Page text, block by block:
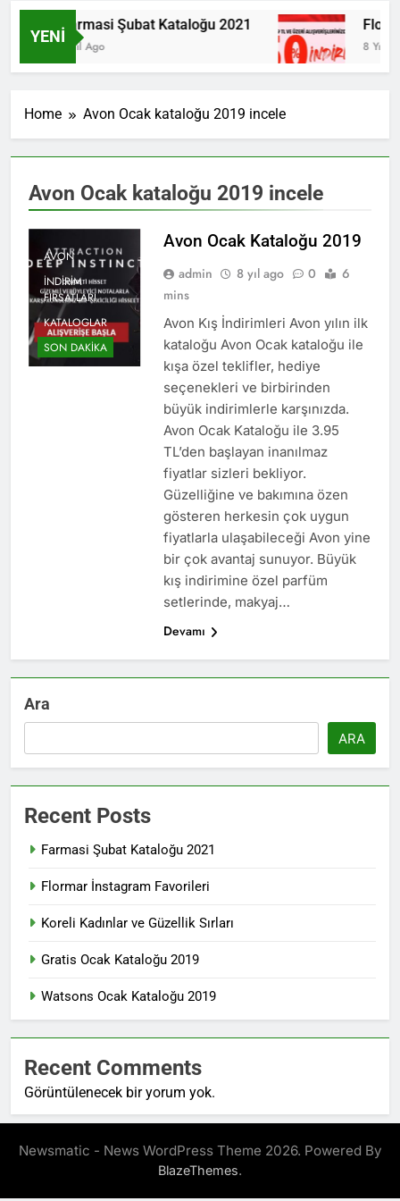
YENI
Farmasi Şubat Kataloğu 2021
6 Yıl Ago 8 Yıl
Home Avon Ocak kataloğu 2019 incele
Avon Ocak kataloğu 2019 incele
AVON
İNDIRIM
FIRSATLARI
KATALOGLAR
SON DAKIKA
Avon Ocak Kataloğu 2019
admin 8 yıl ago 0
6
mins
Avon Kış İndirimleri Avon yılın ilk
kataloğu Avon Ocak kataloğu ile
kışa özel teklifler, hediye
seçenekleri ve birbirinden
büyük indirimlerle karşınızda.
Avon Ocak Kataloğu ile 3.95
TL’den başlayan inanılmaz
fiyatlar sizleri bekliyor.
Güzelliğine ve bakımına özen
gösteren herkesin çok uygun
fiyatlarla ulaşabileceği Avon yine
bir çok avantaj sunuyor. Büyük
kış indirimine özel parfüm
setlerinde, makyaj…
Devamı
Ara
ARA
Recent Posts
Farmasi Şubat Kataloğu 2021
Flormar İnstagram Favorileri
Koreli Kadınlar ve Güzellik Sırları
Gratis Ocak Kataloğu 2019
Watsons Ocak Kataloğu 2019
Recent Comments
Görüntülenecek bir yorum yok.
Newsmatic - News WordPress Theme 2026. Powered By
BlazeThemes.